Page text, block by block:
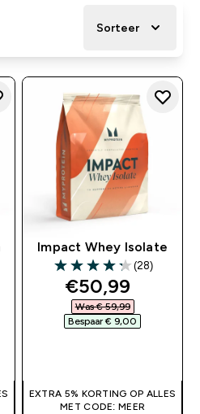
Sorteer
Impact Whey Isolate
4.25 out of 5 stars
(28)
discounted
€50,99‎
Was € 59,99‎
Bespaar € 9,00‎
EXTRA 5% KORTING OP ALLES
MET CODE: MEER